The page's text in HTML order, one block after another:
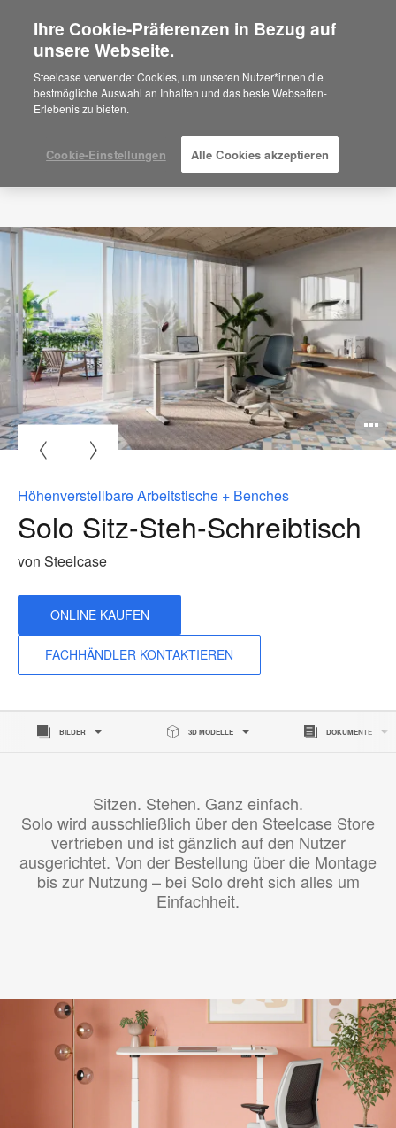
Are you in United States?
Would you like to see Products we sell in
your region?
Americas
Español
Höhenverstellbare Arbeitstische + Benches
Solo Sitz-Steh-Schreibtisch
von Steelcase
ONLINE KAUFEN
FACHHÄNDLER KONTAKTIEREN
BILDER 3D MODELLE DOKUMENTE
Sitzen. Stehen. Ganz einfach.
Solo wird ausschließlich über den Steelcase Store
vertrieben und ist gänzlich auf den Nutzer
ausgerichtet. Von der Bestellung über die Montage
bis zur Nutzung – bei Solo dreht sich alles um
Einfachheit.
Ihre Cookie-Präferenzen in Bezug auf
unsere Webseite.
Steelcase verwendet Cookies, um unseren Nutzer*innen die
bestmögliche Auswahl an Inhalten und das beste Webseiten-
Erlebenis zu bieten.
Cookie-Einstellungen Alle Cookies akzeptieren